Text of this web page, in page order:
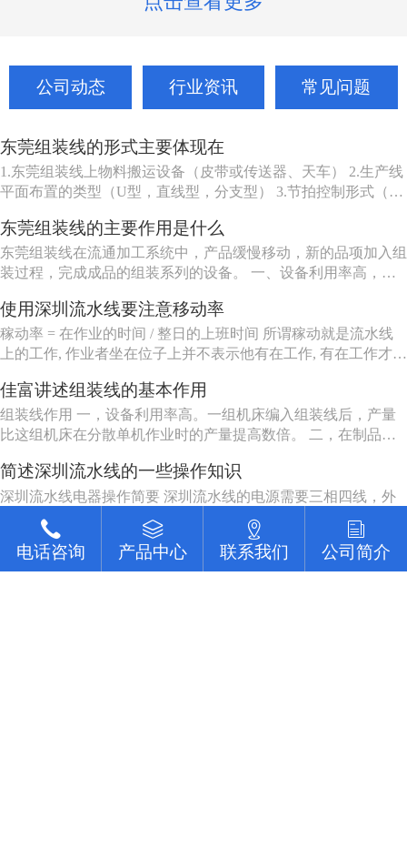
电话咨询 产品中心 联系我们 公司简介
公司动态 行业资讯 常见问题
东莞组装线的形式主要体现在
1.东莞组装线上物料搬运设备（皮带或传送器、天车） 2.生产线
平面布置的类型（U型，直线型，分支型） 3.节拍控制形式（机
装线工作站特性（工人可以坐、站、跟着装配线走或随装配线一
起移动等） 6.东莞组装线的长度（几个或许多工人） ...
东莞组装线的主要作用是什么
东莞组装线在流通加工系统中，产品缓慢移动，新的品项加入组
装过程，完成成品的组装系列的设备。 一、设备利用率高，一
提高数倍。 二、在制品减少80%左右。 三、生产能力相对稳
定，自动加工系统由一自或多台机床组成，发生故障时，有降级
运转的能...
使用深圳流水线要注意移动率
稼动率 = 在作业的时间 / 整日的上班时间 所谓稼动就是流水线
上的工作, 作业者坐在位子上并不表示他有在工作, 有在工作才能
能全天对每个作业者进行测量, 所以有种工作抽查的手法来仿真
测量, 其实说穿了就是不时去看作业者在做什么。
佳富讲述组装线的基本作用
组装线作用 一，设备利用率高。一组机床编入组装线后，产量
比这组机床在分散单机作业时的产量提高数倍。 二，在制品减
多台机床组成，发生故障时，有降级运转的能力，物料传送系统
也有自行绕过故障机床的能力。 四，产品质量高。零件在加工
过程中，装卸...
简述深圳流水线的一些操作知识
深圳流水线电器操作简要 深圳流水线的电源需要三相四线，外
面装有总开关一个，（可用三相四线四极开关，也可用开关只控
制三相电源，零线直接，注意切不可将二种接法的零线也经过另
外一个开关）。配电箱的N接零线，A, B, C接电源的三相电源，
U, V, W接电动机，3，4接调速电机的F1, F2。5，6...
查看更多
电话咨询 产品中心 联系我们 公司简介
电话咨询 产品中心 联系我们 公司简介
电话咨询 产品中心 联系我们 公司简介